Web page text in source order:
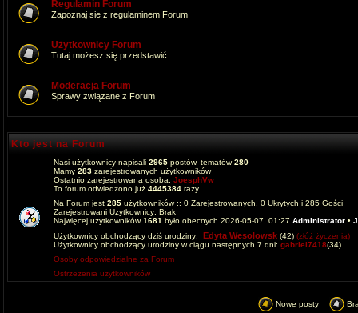
Regulamin Forum
Zapoznaj sie z regulaminem Forum
Użytkownicy Forum
Tutaj możesz się przedstawić
Moderacja Forum
Sprawy związane z Forum
Kto jest na Forum
Nasi użytkownicy napisali 2965 postów, tematów280
Mamy 283 zarejestrowanych użytkowników
Ostatnio zarejestrowana osoba: JoesphVw
To forum odwiedzono już 4445384 razy
Na Forum jest 285 użytkowników :: 0 Zarejestrowanych, 0 Ukrytych i 285 Gości
Zarejestrowani Użytkownicy: Brak
Najwięcej użytkowników1681 było obecnych 2026-05-07, 01:27 Administrator •
Użytkownicy obchodzący dziś urodziny: Edyta Wesolowsk (42) (złóż życzenia)
Użytkownicy obchodzący urodziny w ciągu następnych 7 dni: gabriel7418(34)
Osoby odpowiedzialne za Forum
Ostrzeżenia użytkowników
Nowe posty